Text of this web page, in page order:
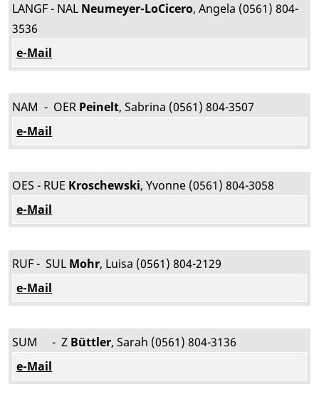
LANGF - NAL Neumeyer-LoCicero, Angela (0561) 804-
3536
e-Mail
NAM - OER Peinelt, Sabrina (0561) 804-3507
e-Mail
OES - RUE Kroschewski, Yvonne (0561) 804-3058
e-Mail
RUF - SUL Mohr, Luisa (0561) 804-2129
e-Mail
SUM - Z Büttler, Sarah (0561) 804-3136
e-Mail